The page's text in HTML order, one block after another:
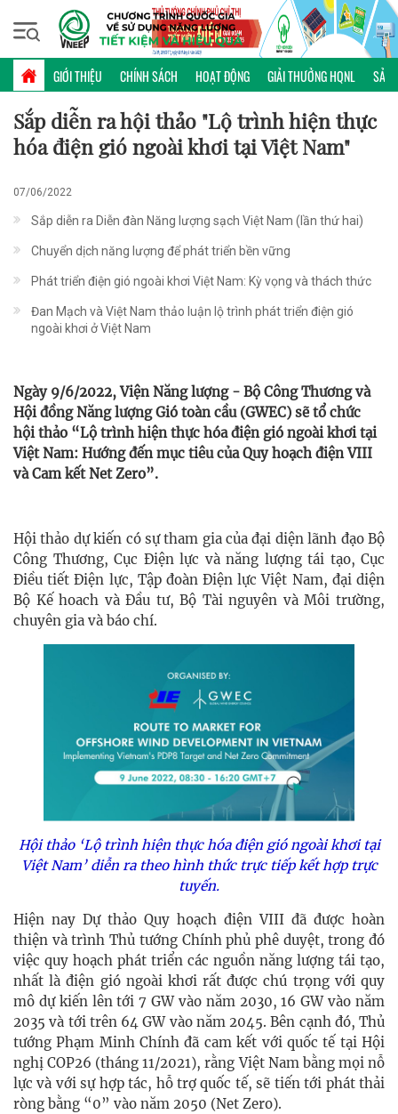
GIỚI THIỆU CHÍNH SÁCH HOẠT ĐỘNG GIẢI THƯỞNG HQNL SẢN
Thứ sáu, 07/08/2026 | 16:24 GMT+7
PHỔ BIẾN KIẾN THỨC
Sắp diễn ra hội thảo "Lộ trình hiện thực
hóa điện gió ngoài khơi tại Việt Nam"
07/06/2022
Sắp diễn ra Diễn đàn Năng lượng sạch Việt Nam (lần thứ hai)
Chuyển dịch năng lượng để phát triển bền vững
Phát triển điện gió ngoài khơi Việt Nam: Kỳ vọng và thách thức
Đan Mạch và Việt Nam thảo luận lộ trình phát triển điện gió
ngoài khơi ở Việt Nam
Ngày 9/6/2022, Viện Năng lượng - Bộ Công Thương và
Hội đồng Năng lượng Gió toàn cầu (GWEC) sẽ tổ chức
hội thảo “Lộ trình hiện thực hóa điện gió ngoài khơi tại
Việt Nam: Hướng đến mục tiêu của Quy hoạch điện VIII
và Cam kết Net Zero”.
Hội thảo dự kiến có sự tham gia của đại diện lãnh đạo Bộ
Công Thương, Cục Điện lực và năng lượng tái tạo, Cục
Điều tiết Điện lực, Tập đoàn Điện lực Việt Nam, đại diện
Bộ Kế hoach và Đầu tư, Bộ Tài nguyên và Môi trường,
chuyên gia và báo chí.
Hội thảo ‘Lộ trình hiện thực hóa điện gió ngoài khơi tại
Việt Nam’ diễn ra theo hình thức trực tiếp kết hợp trực
tuyến.
Hiện nay Dự thảo Quy hoạch điện VIII đã được hoàn
thiện và trình Thủ tướng Chính phủ phê duyệt, trong đó
việc quy hoạch phát triển các nguồn năng lượng tái tạo,
nhất là điện gió ngoài khơi rất được chú trọng với quy
mô dự kiến lên tới 7 GW vào năm 2030, 16 GW vào năm
2035 và tới trên 64 GW vào năm 2045. Bên cạnh đó, Thủ
tướng Phạm Minh Chính đã cam kết với quốc tế tại Hội
nghị COP26 (tháng 11/2021), rằng Việt Nam bằng mọi nỗ
lực và với sự hợp tác, hỗ trợ quốc tế, sẽ tiến tới phát thải
ròng bằng “0” vào năm 2050 (Net Zero).